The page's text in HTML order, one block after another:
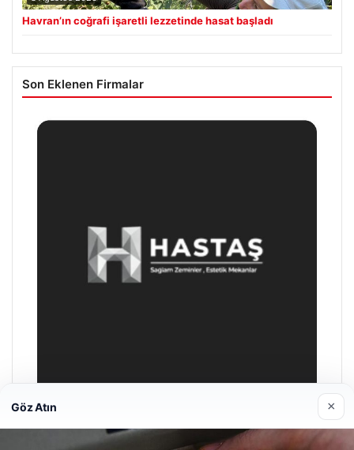
Havran’ın coğrafi işaretli lezzetinde hasat başladı
Son Eklenen Firmalar
Prenses Night Club
Göz Atın ×